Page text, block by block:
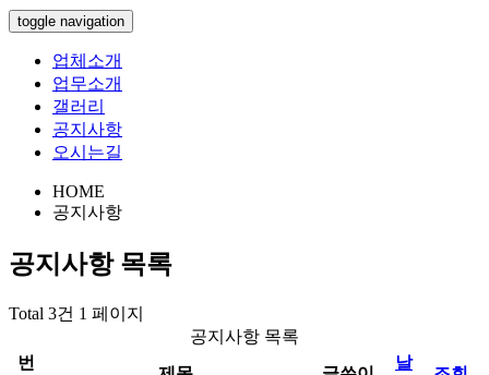
toggle navigation
업체소개
업무소개
갤러리
공지사항
오시는길
HOME
공지사항
공지사항목록
Total 3건 1 페이지
공지사항 목록
번
날